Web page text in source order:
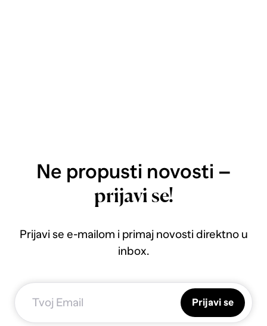
Ne propusti novosti –
prijavi se!
Prijavi se e-mailom i primaj novosti direktno u
inbox.
Prijavi se